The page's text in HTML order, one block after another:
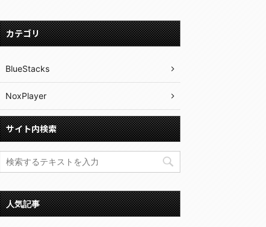
カテゴリ
BlueStacks
NoxPlayer
サイト内検索
人気記事